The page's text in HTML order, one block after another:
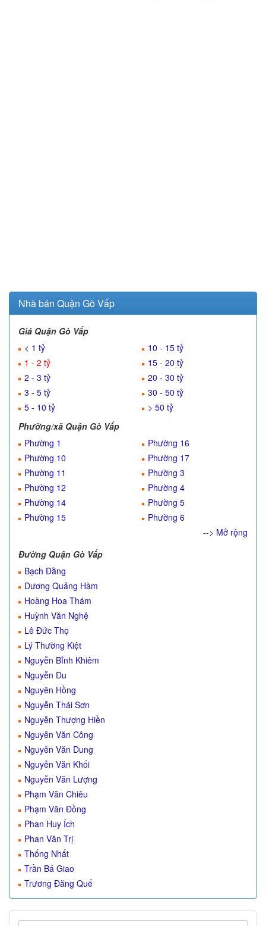
Nhà bán Quận Gò Vấp
Giá Quận Gò Vấp
< 1 tỷ
1 - 2 tỷ
2 - 3 tỷ
3 - 5 tỷ
5 - 10 tỷ
10 - 15 tỷ
15 - 20 tỷ
20 - 30 tỷ
30 - 50 tỷ
> 50 tỷ
Phường/xã Quận Gò Vấp
Phường 1
Phường 10
Phường 11
Phường 12
Phường 14
Phường 15
Phường 16
Phường 17
Phường 3
Phường 4
Phường 5
Phường 6
--> Mở rộng
Đường Quận Gò Vấp
Bạch Đằng
Dương Quảng Hàm
Hoàng Hoa Thám
Huỳnh Văn Nghệ
Lê Đức Thọ
Lý Thường Kiệt
Nguyễn Bỉnh Khiêm
Nguyễn Du
Nguyên Hồng
Nguyễn Thái Sơn
Nguyễn Thượng Hiền
Nguyễn Văn Công
Nguyễn Văn Dung
Nguyễn Văn Khối
Nguyễn Văn Lượng
Phạm Văn Chiêu
Phạm Văn Đồng
Phan Huy Ích
Phan Văn Trị
Thống Nhất
Trần Bá Giao
Trương Đăng Quế